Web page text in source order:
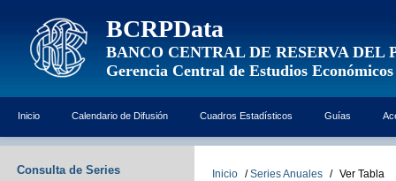
BCRPData
BANCO CENTRAL DE RESERVA DEL
Gerencia Central de Estudios Económicos
Inicio Calendario de Difusión Cuadros Estadísticos Guías
Consulta de Series Inicio / Series Anuales / Ver Tabla